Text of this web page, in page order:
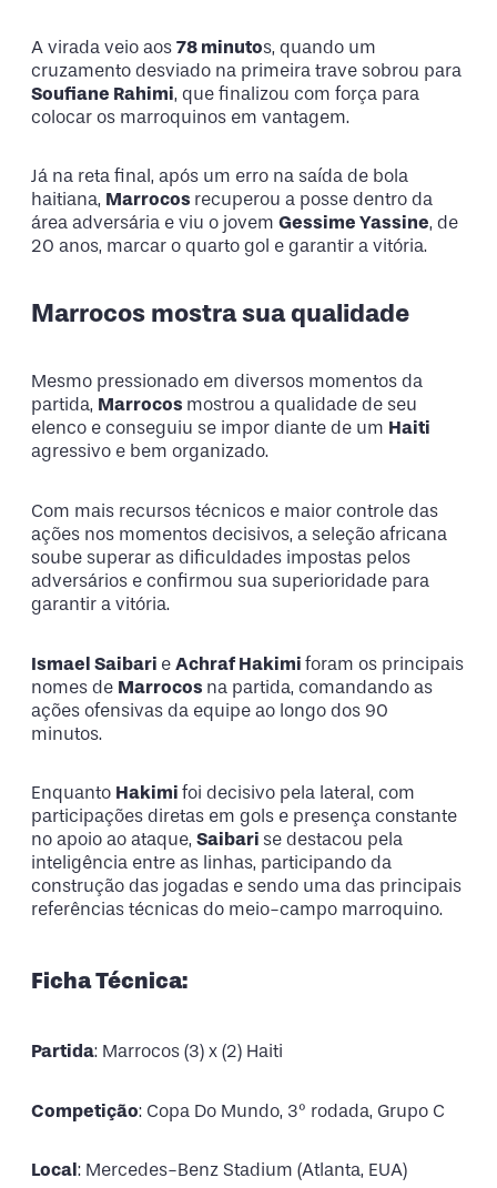
A virada veio aos 78 minutos, quando um
cruzamento desviado na primeira trave sobrou para
Soufiane Rahimi, que finalizou com força para
colocar os marroquinos em vantagem.
Já na reta final, após um erro na saída de bola
haitiana, Marrocos recuperou a posse dentro da
área adversária e viu o jovem Gessime Yassine, de
20 anos, marcar o quarto gol e garantir a vitória.
Marrocos mostra sua qualidade
Mesmo pressionado em diversos momentos da
partida, Marrocos mostrou a qualidade de seu
elenco e conseguiu se impor diante de um Haiti
agressivo e bem organizado.
Com mais recursos técnicos e maior controle das
ações nos momentos decisivos, a seleção africana
soube superar as dificuldades impostas pelos
adversários e confirmou sua superioridade para
garantir a vitória.
Ismael Saibari e Achraf Hakimi foram os principais
nomes de Marrocos na partida, comandando as
ações ofensivas da equipe ao longo dos 90
minutos.
Enquanto Hakimi foi decisivo pela lateral, com
participações diretas em gols e presença constante
no apoio ao ataque, Saibari se destacou pela
inteligência entre as linhas, participando da
construção das jogadas e sendo uma das principais
referências técnicas do meio-campo marroquino.
Ficha Técnica:
Partida: Marrocos (3) x (2) Haiti
Competição: Copa Do Mundo, 3º rodada, Grupo C
Local : Mercedes-Benz Stadium (Atlanta, EUA)